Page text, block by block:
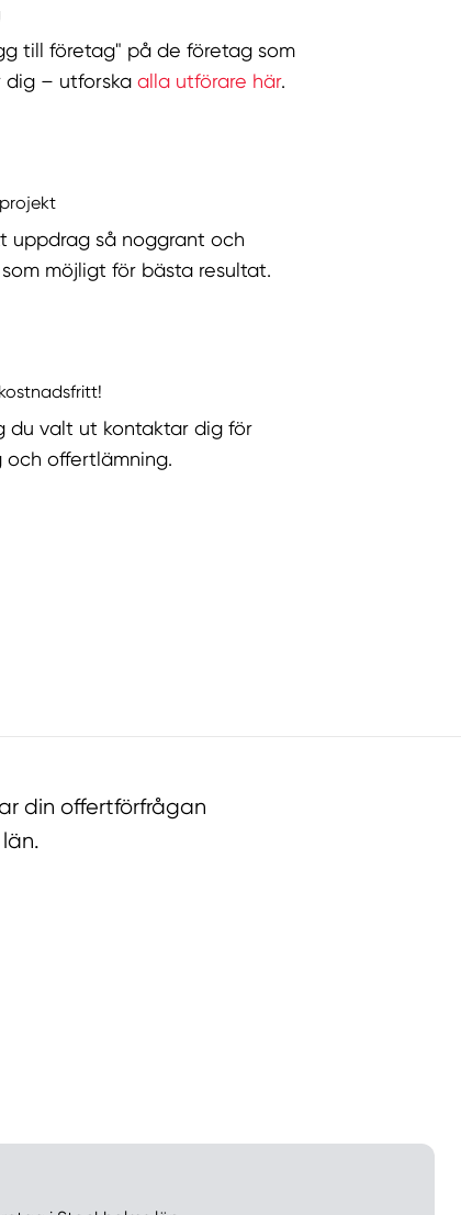
till företag" på de företag som
dig – utforska alla utförare här.
uppdrag så noggrant och
möjligt för bästa resultat.
du valt ut kontaktar dig för
och offertlämning.
din offertförfrågan